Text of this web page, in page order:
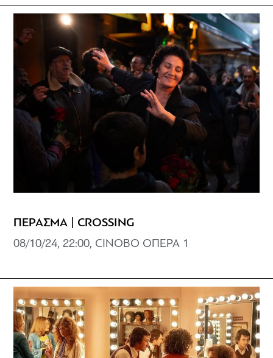
ΠΕΡΑΣΜΑ | CROSSING
08/10/24, 22:00, CINOBO ΟΠΕΡΑ 1